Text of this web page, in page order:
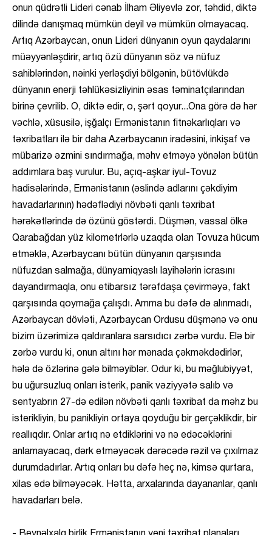
onun qüdrətli Lideri cənab İlham Əliyevlə zor, təhdid, diktə
dilində danışmaq mümkün deyil və mümkün olmayacaq.
Artıq Azərbaycan, onun Lideri dünyanın oyun qaydalarını
müəyyənləşdirir, artıq özü dünyanın söz və nüfuz
sahiblərindən, nəinki yerləşdiyi bölgənin, bütövlükdə
dünyanın enerji təhlükəsizliyinin əsas təminatçılarından
birinə çevrilib. O, diktə edir, o, şərt qoyur...Ona görə də hər
vəchlə, xüsusilə, işğalçı Ermənistanın fitnəkarlıqları və
təxribatları ilə bir daha Azərbaycanın iradəsini, inkişaf və
mübarizə əzmini sındırmağa, məhv etməyə yönələn bütün
addımlara baş vurulur. Bu, açıq-aşkar iyul-Tovuz
hadisələrində, Ermənistanın (əslində adlarını çəkdiyim
havadarlarının) hədəflədiyi növbəti qanlı təxribat
hərəkətlərində də özünü göstərdi. Düşmən, vassal ölkə
Qarabağdan yüz kilometrlərlə uzaqda olan Tovuza hücum
etməklə, Azərbaycanı bütün dünyanın qarşısında
nüfuzdan salmağa, dünyamiqyaslı layihələrin icrasını
dayandırmaqla, onu etibarsız tərəfdaşa çevirməyə, fakt
qarşısında qoymağa çalışdı. Amma bu dəfə də alınmadı,
Azərbaycan dövləti, Azərbaycan Ordusu düşmənə və onu
bizim üzərimizə qaldıranlara sarsıdıcı zərbə vurdu. Elə bir
zərbə vurdu ki, onun altını hər mənada çəkməkdədirlər,
hələ də özlərinə gələ bilməyiblər. Odur ki, bu məğlubiyyət,
bu uğursuzluq onları isterik, panik vəziyyətə salıb və
sentyabrın 27-də edilən növbəti qanlı təxribat da məhz bu
isterikliyin, bu panikliyin ortaya qoyduğu bir gerçəklikdir, bir
reallıqdır. Onlar artıq nə etdiklərini və nə edəcəklərini
anlamayacaq, dərk etməyəcək dərəcədə rəzil və çıxılmaz
durumdadırlar. Artıq onları bu dəfə heç nə, kimsə qurtara,
xilas edə bilməyəcək. Hətta, arxalarında dayananlar, qanlı
havadarları belə.